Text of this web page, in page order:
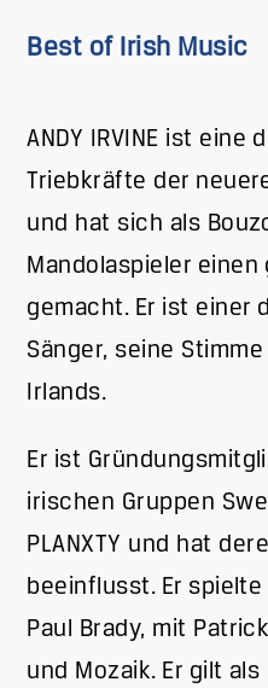
Best of Irish Music
ANDY IRVINE ist
Triebkräfte der
und hat sich als
Mandolaspieler einen
gemacht. Er ist einer
Sänger, seine
Irlands.
Er ist
irischen Gruppen
PLANXTY und hat
beeinflusst. Er spielte
Paul Brady, mit
und Mozaik. Er gilt